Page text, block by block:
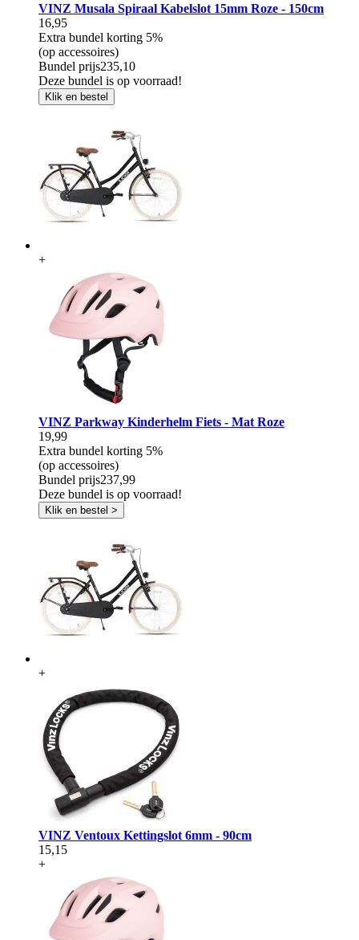
VINZ Musala Spiraal Kabelslot 15mm Roze - 150cm
16,95
Extra bundel korting 5%
(op accessoires)
Bundel prijs235,10
Deze bundel is op voorraad!
Klik en bestel
+
VINZ Parkway Kinderhelm Fiets - Mat Roze
19,99
Extra bundel korting 5%
(op accessoires)
Bundel prijs237,99
Deze bundel is op voorraad!
Klik en bestel >
+
VINZ Ventoux Kettingslot 6mm - 90cm
15,15
+